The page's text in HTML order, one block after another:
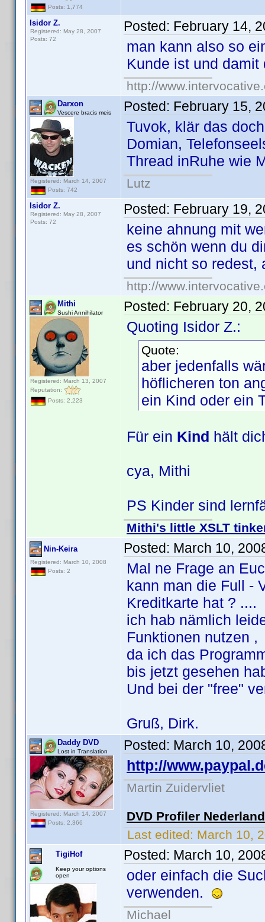
Posts: 1,774
Isidor Z.
Registered: May 28, 2007
Posts: 72
Posted: February 14,
man kann also so
Kunde ist und
http://
Darxon
Vescere bracis meis
Registered: March 14, 2007
Posts: 742
Posted: February 15,
Tuvok, klär das
Domian,
Thread inRuhe wie
Lutz
Isidor Z.
Registered: May 28, 2007
Posts: 72
Posted: February 19,
keine ahnung mit
es schön wenn du
und nicht so redest,
http://
Mithi
Sushi Annihilator
Registered: March 13, 2007
Reputation:
Posts: 2,223
Posted: February 20,
Quoting Isidor Z.:
Quote:
aber jedenfalls
höflicheren ton
ein Kind oder ein
Für ein Kind hält
cya, Mithi
PS Kinder sind
Mithi's little XSLT
Nin-Keira
Registered: March 10, 2008
Posts: 2
Posted: March 10,
Mal ne Frage an
kann man die Full -
Kreditkarte hat ? ....
ich hab nämlich
Funktionen nutzen ,
da ich das
bis jetzt gesehen
Und bei der "free"
Gruß, Dirk.
Daddy DVD
Lost in Translation
Registered: March 14, 2007
Posts: 2,366
Posted: March 10,
http://
Martin Zuidervliet
DVD Profiler
Last edited: March 10,
TigiHof
Keep your options
open
Posted: March 10,
oder einfach die
verwenden.
Michael